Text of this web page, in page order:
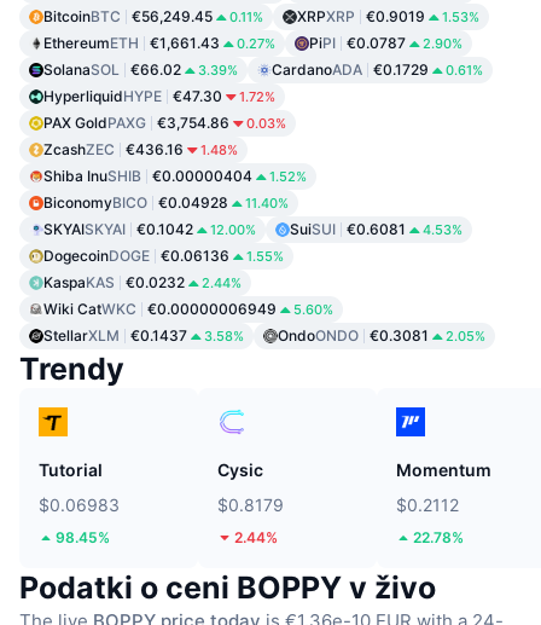
BitcoinBTC €56,249.45 0.11% XRPXRP €0.9019 1.53%
EthereumETH €1,661.43 0.27% PiPI €0.0787 2.90%
SolanaSOL €66.02 3.39% CardanoADA €0.1729 0.61%
HyperliquidHYPE €47.30 1.72%
PAX GoldPAXG €3,754.86 0.03%
ZcashZEC €436.16 1.48%
Shiba InuSHIB €0.00000404 1.52%
BiconomyBICO €0.04928 11.40%
SKYAISKYAI €0.1042 12.00% SuiSUI €0.6081 4.53%
DogecoinDOGE €0.06136 1.55%
KaspaKAS €0.0232 2.44%
Wiki CatWKC €0.00000006949 5.60%
StellarXLM €0.1437 3.58% OndoONDO €0.3081 2.05%
Trendy
Tutorial
$0.06983
98.45%
Cysic
$0.8179
2.44%
Momentum
$0.2112
22.78%
Podatki o ceni BOPPY v živo